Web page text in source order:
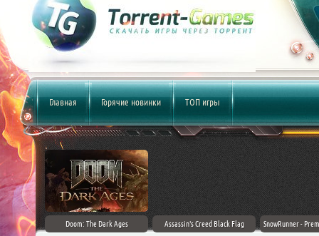
Главная Горячие новинки ТОП игры
Cut
Doom: The Dark Ages
Assassin's Creed Black Flag
SnowRunner -